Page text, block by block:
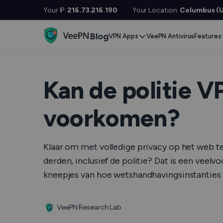
Your IP: 216.73.216.190 Your Location: Columbus
BlogVPN Apps
MacOS
Linux
Android
Fire TV
VeePN Antivirus Features
No
Extra
Kan de politie
voorkomen?
Klaar om met volledige privacy op het web
derden, inclusief de politie? Dat is een
kneepjes van hoe
VeePN Research Lab